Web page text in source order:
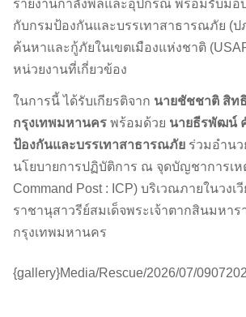
รายงานกำลังพลและอุปกรณ์ พร้อมรับมอ
กับกรมป้องกันและบรรเทาสาธารณภัย (ป
ค้นหาและกู้ภัยในเขตเมืองแห่งชาติ
หน่วยงานที่เกี่ยวข้อง
ในการนี้ ได้รับเกียรติจาก นายชัชชาติ สิท
กรุงเทพมหานคร พร้อมด้วย นายธีรพัฒน์
ป้องกันและบรรเทาสาธารณภัย ร่วมอำน
นโยบายการปฏิบัติการ ณ จุดบัญชาการเห
Command Post : ICP) บริเวณภายในวง
ราชานุสาวรีย์สมเด็จพระเจ้าตากสินมหาร
กรุงเทพมหานคร
{gallery}Media/Rescue/2026/07/